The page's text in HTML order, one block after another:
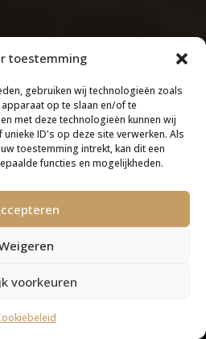
toestemming
gebruiken wij technologieën zoals
op te slaan en/of te
met deze technologieën kunnen wij
ID's op deze site verwerken. Als
toestemming intrekt, kan dit een
functies en mogelijkheden.
voorkeuren